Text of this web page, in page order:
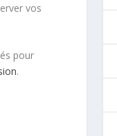
vos
pour
.